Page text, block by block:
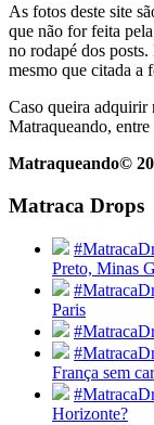
As fotos deste site
que não for feita
no rodapé dos
mesmo que citada a
Caso queira adquirir
Matraqueando, entre
Matraqueando©
Matraca Drops
Preto, Minas
Paris
França sem
Horizonte?